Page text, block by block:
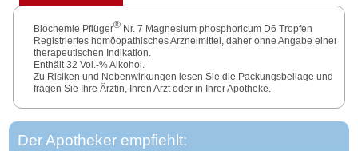
Biochemie Pflüger®Nr. 7 Magnesium phosphoricum D6 Tropfen
Registriertes homöopathisches Arzneimittel, daher ohne Angabe einer
therapeutischen Indikation.
Enthält 32 Vol.-% Alkohol.
Zu Risiken und Nebenwirkungen lesen Sie die Packungsbeilage und
fragen Sie Ihre Ärztin, Ihren Arzt oder in Ihrer Apotheke.
Der Apotheker empfiehlt: